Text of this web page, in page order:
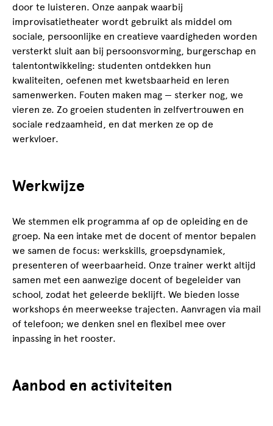
door te luisteren. Onze aanpak waarbij
improvisatietheater wordt gebruikt als middel om
sociale, persoonlijke en creatieve vaardigheden worden
versterkt sluit aan bij persoonsvorming, burgerschap en
talentontwikkeling: studenten ontdekken hun
kwaliteiten, oefenen met kwetsbaarheid en leren
samenwerken. Fouten maken mag — sterker nog, we
vieren ze. Zo groeien studenten in zelfvertrouwen en
sociale redzaamheid, en dat merken ze op de
werkvloer.
Werkwijze
We stemmen elk programma af op de opleiding en de
groep. Na een intake met de docent of mentor bepalen
we samen de focus: werkskills, groepsdynamiek,
presenteren of weerbaarheid. Onze trainer werkt altijd
samen met een aanwezige docent of begeleider van
school, zodat het geleerde beklijft. We bieden losse
workshops én meerweekse trajecten. Aanvragen via mail
of telefoon; we denken snel en flexibel mee over
inpassing in het rooster.
Aanbod en activiteiten